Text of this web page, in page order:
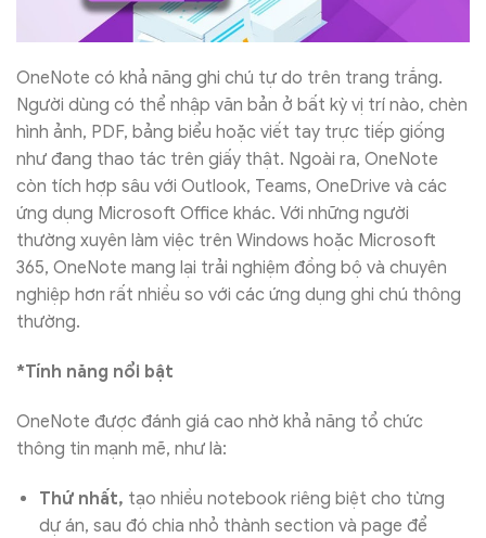
OneNote có khả năng ghi chú tự do trên trang trắng.
Người dùng có thể nhập văn bản ở bất kỳ vị trí nào, chèn
hình ảnh, PDF, bảng biểu hoặc viết tay trực tiếp giống
như đang thao tác trên giấy thật. Ngoài ra, OneNote
còn tích hợp sâu với Outlook, Teams, OneDrive và các
ứng dụng Microsoft Office khác. Với những người
thường xuyên làm việc trên Windows hoặc Microsoft
365, OneNote mang lại trải nghiệm đồng bộ và chuyên
nghiệp hơn rất nhiều so với các ứng dụng ghi chú thông
thường.
*Tính năng nổi bật
OneNote được đánh giá cao nhờ khả năng tổ chức
thông tin mạnh mẽ, như là:
Thứ nhất, tạo nhiều notebook riêng biệt cho từng
dự án, sau đó chia nhỏ thành section và page để